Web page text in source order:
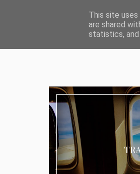
ABOUT I MEDIA & PR
This site
are shared
statistics,